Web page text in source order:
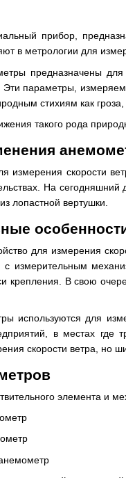
прибор,
в метрологии для
предназначены
Эти параметры,
стихиям как
такого рода
измерения скорости
На
лопастной вертушки.
для измерения
измерительным
крепления. В свою
используются для
в местах где
скорости ветра, но
элемента и